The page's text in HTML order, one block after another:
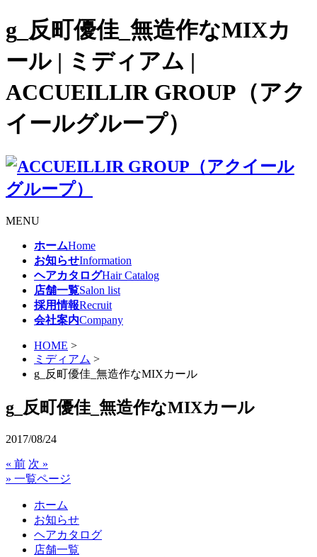
g_反町優佳_無造作なMIXカ
ール | ミディアム |
ACCUEILLIR GROUP（アク
イールグループ）
MENU
ホームHome
お知らせInformation
ヘアカタログHair Catalog
店舗一覧Salon list
採用情報Recruit
会社案内Company
HOME >
ミディアム >
g_反町優佳_無造作なMIXカール
g_反町優佳_無造作なMIXカール
2017/08/24
« 前 次 »
» 一覧ページ
ホーム
お知らせ
ヘアカタログ
店舗一覧